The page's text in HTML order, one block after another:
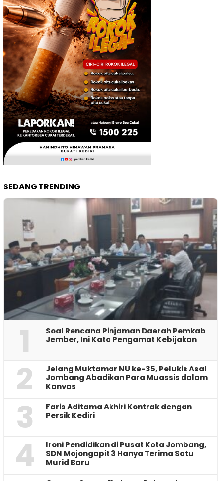
SEDANG TRENDING
1
‎Soal Rencana Pinjaman Daerah Pemkab
Jember, Ini Kata Pengamat Kebijakan ‎
2
Jelang Muktamar NU ke-35, Pelukis Asal
Jombang Abadikan Para Muassis dalam
Kanvas
3
Faris Aditama Akhiri Kontrak dengan
Persik Kediri
4
Ironi Pendidikan di Pusat Kota Jombang,
SDN Mojongapit 3 Hanya Terima Satu
Murid Baru